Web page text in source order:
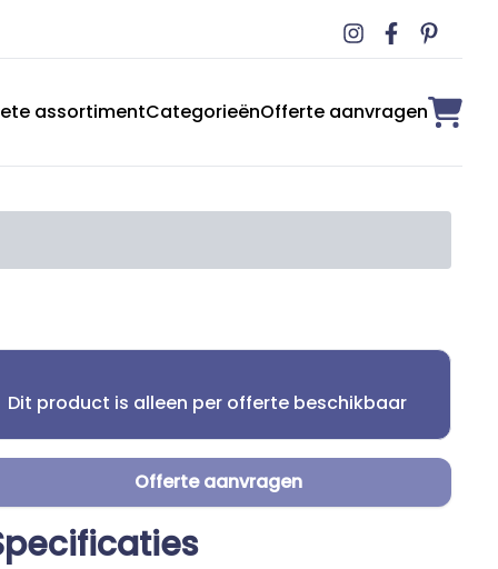
assortimentCategorieënOfferte aanvragen
Dit product is alleen per offerte beschikbaar
Offerte aanvragen